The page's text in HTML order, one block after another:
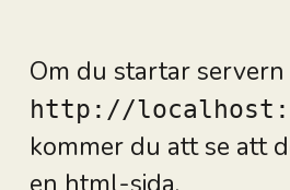
Om du startar
http://
kommer du att se att